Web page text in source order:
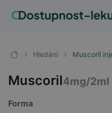
Hledání Muscoril
Muscoril4mg/2ml
Forma